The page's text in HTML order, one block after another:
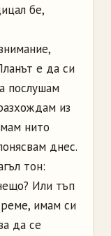
бе,
е да си
послушам
из
нито
днес.
тон:
Или тъп
имам си
да се